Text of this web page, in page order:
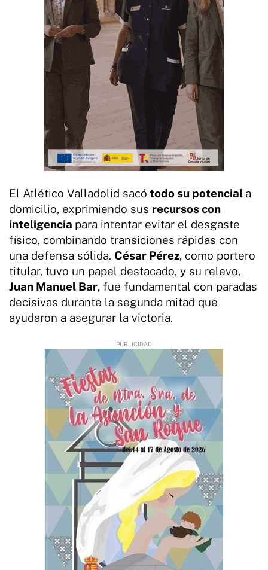
El Atlético Valladolid sacó todo su potencial a
domicilio, exprimiendo sus recursos con
inteligencia para intentar evitar el desgaste
físico, combinando transiciones rápidas con
una defensa sólida. César Pérez, como portero
titular, tuvo un papel destacado, y su relevo,
Juan Manuel Bar, fue fundamental con paradas
decisivas durante la segunda mitad que
ayudaron a asegurar la victoria.